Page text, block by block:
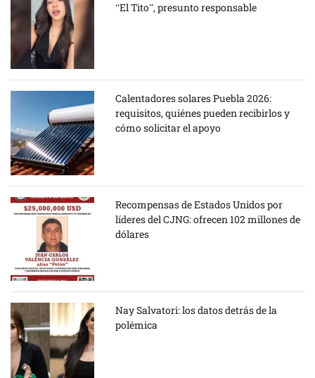
“El Tito”, presunto responsable
Calentadores solares Puebla 2026:
requisitos, quiénes pueden recibirlos y
cómo solicitar el apoyo
Recompensas de Estados Unidos por
líderes del CJNG: ofrecen 102 millones de
dólares
Nay Salvatori: los datos detrás de la
polémica